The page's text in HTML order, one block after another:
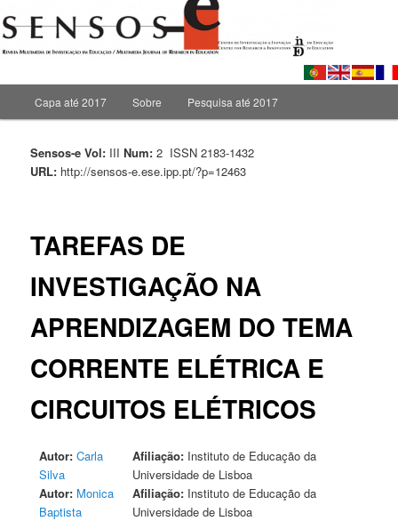
MULTIMEDIA JOURNAL OF RESEARCH IN EDUCATION Centro de
Investigação e Inovação em Educação Centre for Research and
Innovation in Education
Saltar para o conteúdo primário
Saltar para o conteúdo secundário
Capa até 2017 Sobre Pesquisa até 2017
Sensos-e Vol: III Num: 2 ISSN 2183-1432
URL: http://sensos-e.ese.ipp.pt/?p=12463
TAREFAS DE
INVESTIGAÇÃO NA
APRENDIZAGEM DO TEMA
CORRENTE ELÉTRICA E
CIRCUITOS ELÉTRICOS
Autor: Carla
Silva
Afiliação: Instituto de Educação da
Universidade de Lisboa
Autor: Monica
Baptista
Afiliação: Instituto de Educação da
Universidade de Lisboa